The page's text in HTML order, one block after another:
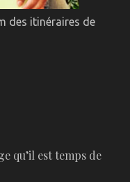
des itinéraires de
qu’il est temps de